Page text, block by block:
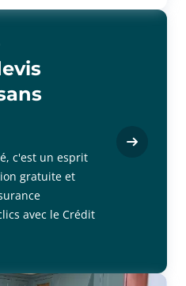
c'est un esprit
gratuite et
avec le Crédit